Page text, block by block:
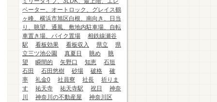
ベーター、オートロック、グレイス鶴
ヶ峰、横浜市旭区白根、南向き、日当
り、眺望、通風、敷地内駐車場、自転
車置き場、バイク置場
相鉄線瀬谷
駅
看板効果 看板収入 県立
県
立三ツ池公園
真夏日 眺め
眺
望
瞬間的 矢野口 知恵
石垣
石田
石田悠樹 砂場 破格
確
率
礼金0 社員寮 社長
祈りま
す
祐天寺 祐天寺駅 祝日
神奈
川
神奈川の不動産屋
神奈川区